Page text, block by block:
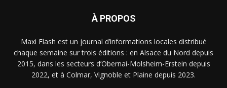
À PROPOS
Maxi Flash est un journal d’informations locales distribué
chaque semaine sur trois éditions : en Alsace du Nord depuis
2015, dans les secteurs d’Obernai-Molsheim-Erstein depuis
2022, et à Colmar, Vignoble et Plaine depuis 2023.